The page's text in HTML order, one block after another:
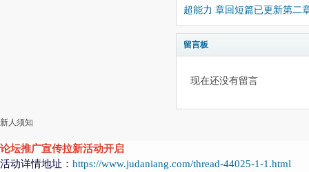
超能力 章回短篇已更新第二
留言板
现在还没有留言
新人须知
论坛推广宣传拉新活动开启
活动详情地址： https://www.judaniang.com/thread-44025-1-1.html